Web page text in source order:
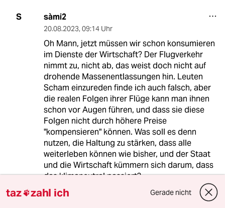
S sàmi2
20.08.2023, 09:14 Uhr
Oh Mann, jetzt müssen wir schon konsumieren
im Dienste der Wirtschaft? Der Flugverkehr
nimmt zu, nicht ab, das weist doch nicht auf
drohende Massenentlassungen hin. Leuten
Scham einzureden finde ich auch falsch, aber
die realen Folgen ihrer Flüge kann man ihnen
schon vor Augen führen, und dass sie diese
Folgen nicht durch höhere Preise
"kompensieren" können. Was soll es denn
nutzen, die Haltung zu stärken, dass alle
weiterleben können wie bisher, und der Staat
und die Wirtschaft kümmern sich darum, dass
das klimaneutral passiert?
Den Realismus von Frau Hermann schätze ich
sehr, aber hier komme ich nicht mehr mit.
taz zahl ich Gerade nicht